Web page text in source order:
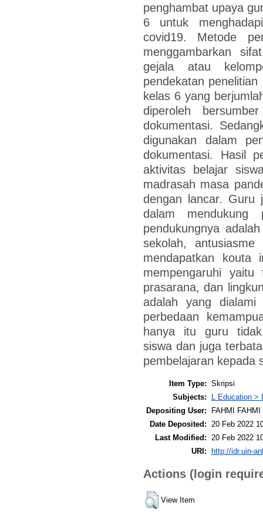
penghambat upaya
6 untuk
covid19. Metode
menggambarkan
gejala atau
pendekatan
kelas 6 yang
diperoleh
dokumentasi.
digunakan dalam
dokumentasi. Hasil
aktivitas belajar
madrasah masa
dengan lancar. Guru
dalam mendukung
pendukungnya
sekolah,
mendapatkan kouta
mempengaruhi
prasarana, dan
adalah yang
perbedaan
hanya itu guru
siswa dan juga
pembelajaran kepada
Item Type: Skripsi
Subjects:
L Education >
Depositing User:
FAHMI FAHMI
Date Deposited:
20 Feb 2022
Last Modified:
20 Feb 2022
URI: http://idr.uin-
Actions (login
View Item